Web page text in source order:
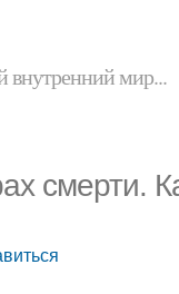
внутренний мир...
смерти.